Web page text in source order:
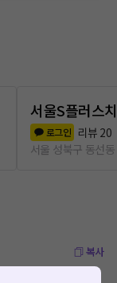
서울S플러스
로그인 리뷰 20
서울 성북구 동선동
복사